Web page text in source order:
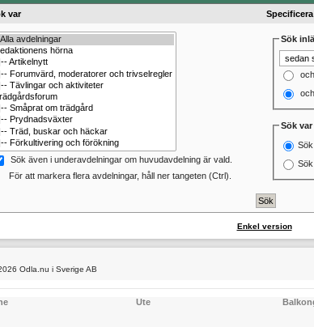
var
Sök även i underavdelningar om huvudavdelning är vald.
att markera flera avdelningar, håll ner tangeten (Ctrl).
Sök
Sök var
Enkel version
Odla.nu i Sverige AB
Ute